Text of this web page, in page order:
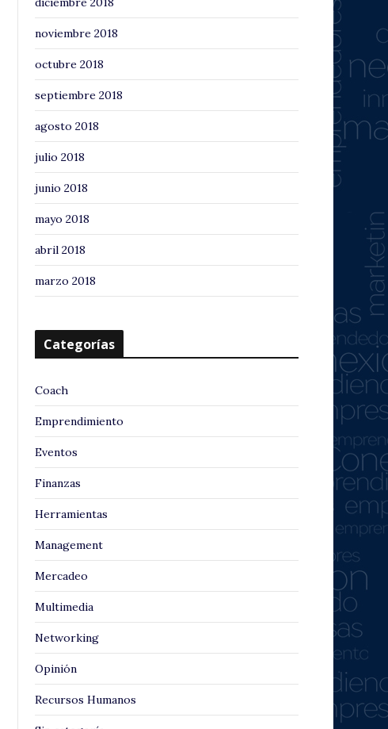
noviembre 2018
octubre 2018
septiembre 2018
agosto 2018
julio 2018
junio 2018
mayo 2018
abril 2018
marzo 2018
Categorías
Coach
Emprendimiento
Eventos
Finanzas
Herramientas
Management
Mercadeo
Multimedia
Networking
Opinión
Recursos Humanos